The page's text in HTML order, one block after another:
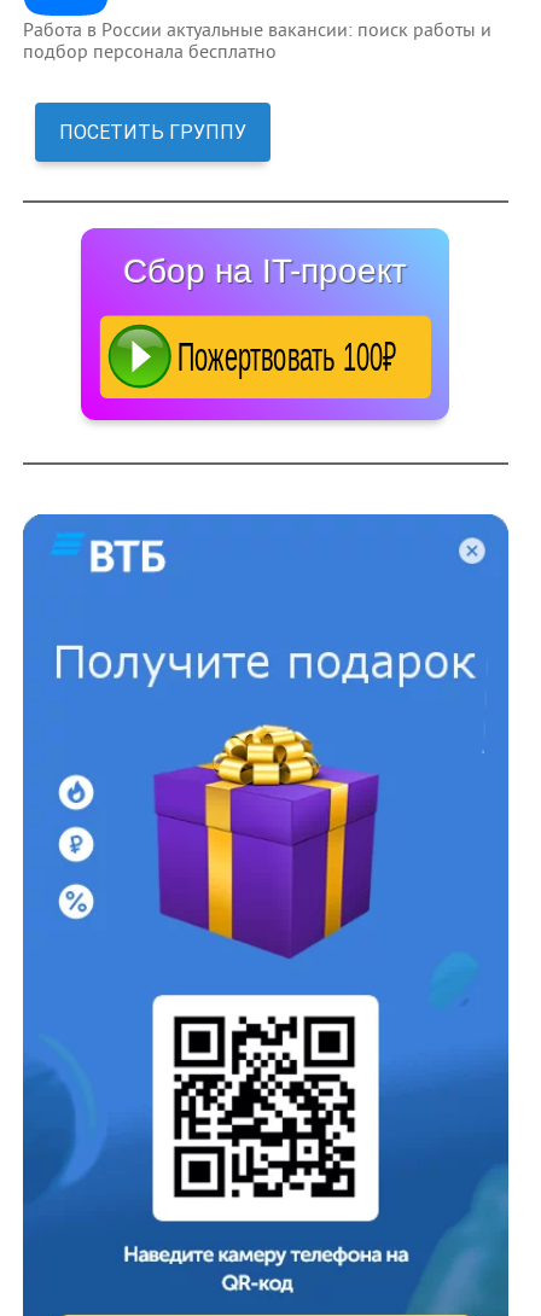
Работа в России актуальные вакансии: поиск работы и
подбор персонала бесплатно
ПОСЕТИТЬ ГРУППУ
Сбор на IT-проект